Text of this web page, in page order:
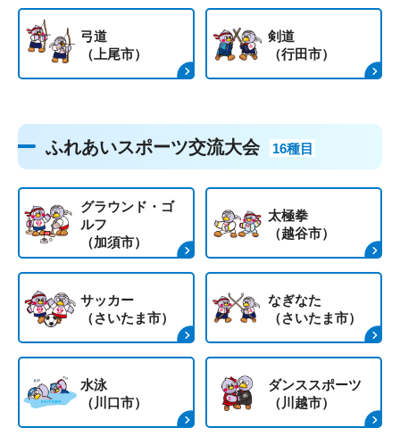
弓道
（上尾市）
剣道
（行田市）
ふれあいスポーツ交流大会 16種目
グラウンド・ゴ
ルフ
（加須市）
太極拳
（越谷市）
サッカー
（さいたま市）
なぎなた
（さいたま市）
水泳
（川口市）
ダンススポーツ
（川越市）